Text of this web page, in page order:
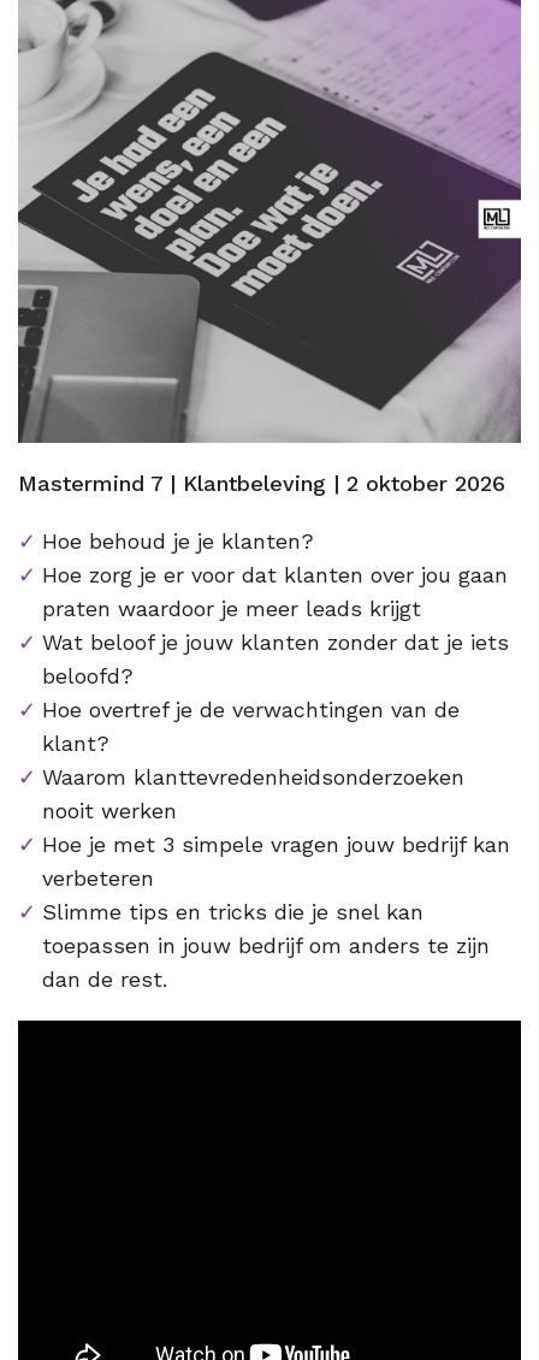
Mastermind 7 | Klantbeleving | 2 oktober 2026
Hoe behoud je je klanten?
Hoe zorg je er voor dat klanten over jou gaan
praten waardoor je meer leads krijgt
Wat beloof je jouw klanten zonder dat je iets
beloofd?
Hoe overtref je de verwachtingen van de
klant?
Waarom klanttevredenheidsonderzoeken
nooit werken
Hoe je met 3 simpele vragen jouw bedrijf kan
verbeteren
Slimme tips en tricks die je snel kan
toepassen in jouw bedrijf om anders te zijn
dan de rest.